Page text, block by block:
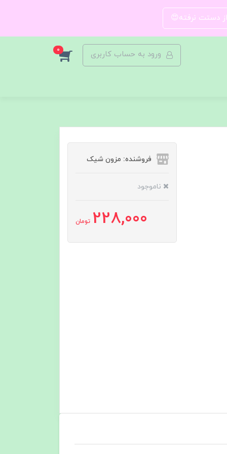
از دستت نرفته😍
ورود به حساب کاربری 0
فروشنده: مزون شیک
ناموجود
228,000 تومان